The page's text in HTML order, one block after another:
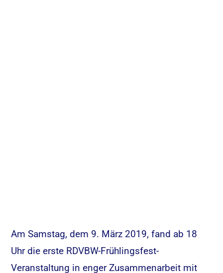
Am Samstag, dem 9. März 2019, fand ab 18
Uhr die erste RDVBW-Frühlingsfest-
Veranstaltung in enger Zusammenarbeit mit